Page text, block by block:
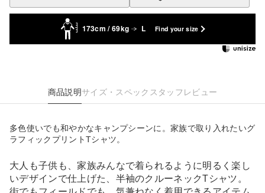
173cm / 69kg L Find your size
商品説明サイズ・スペック スタッフレビュー
多色使いでも和やかなキャンプシーンに。家族で取り入れたいグ
ラフィックプリントTシャツ。
大人も子供も、家族みんなで着られるように明るく楽し
いデザインで仕上げた、半袖のクルーネックTシャツ。